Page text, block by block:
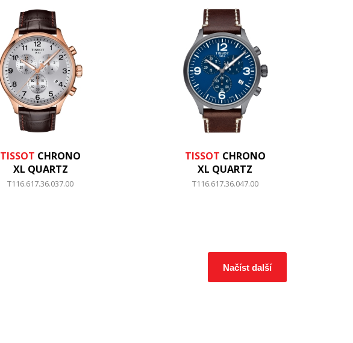
TISSOT CHRONO
XL QUARTZ
T116.617.36.037.00
TISSOT CHRONO
XL QUARTZ
T116.617.36.047.00
Načíst další